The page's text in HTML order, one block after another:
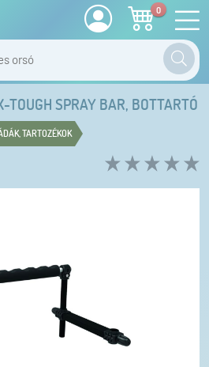
0
TOUGH SPRAY BAR, BOTTARTÓ
TARTOZÉKOK